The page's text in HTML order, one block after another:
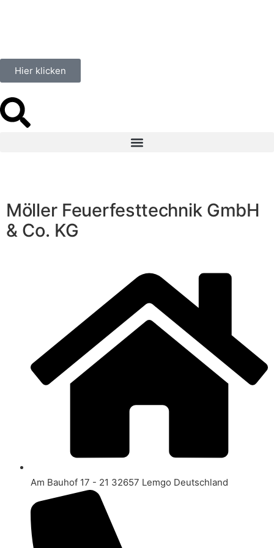
Hier klicken
Möller Feuerfesttechnik GmbH
& Co. KG
Am Bauhof 17 - 21 32657 Lemgo Deutschland